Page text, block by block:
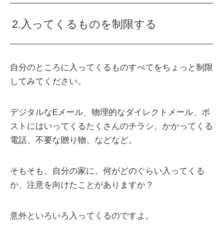
2.入ってくるものを制限する
自分のところに入ってくるものすべてをちょっと制限
してみてください。
デジタルなEメール、物理的なダイレクトメール、ポ
ストにはいってくるたくさんのチラシ、かかってくる
電話、不要な贈り物、などなど。
そもそも、自分の家に、何がどのぐらい入ってくる
か、注意を向けたことがありますか？
意外といろいろ入ってくるのですよ。